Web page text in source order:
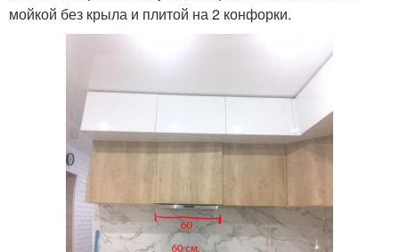
мойкой без крыла и плитой на 2 конфорки.